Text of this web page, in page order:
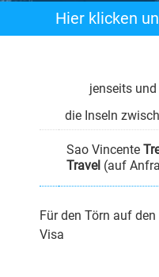
Hier klicken
jenseits
die Inseln
Sao Vincente
Travel (auf
Für den Törn auf
Visa